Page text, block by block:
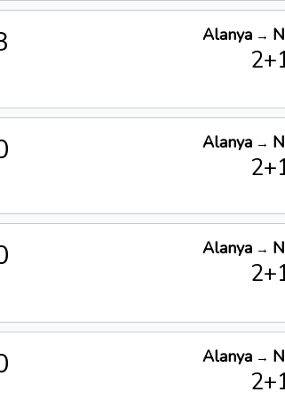
Alanya →
Alanya →
Alanya →
Alanya →